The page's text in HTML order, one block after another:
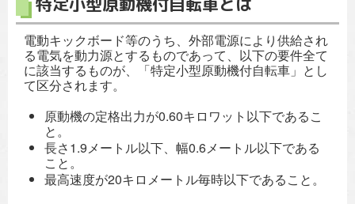
電動キックボード等のうち、外部電源により供給され
る電気を動力源とするものであって、以下の要件全て
に該当するものが、「特定小型原動機付自転車」とし
て区分されます。
原動機の定格出力が0.60キロワット以下であるこ
と。
長さ1.9メートル以下、幅0.6メートル以下である
こと。
最高速度が20キロメートル毎時以下であること。